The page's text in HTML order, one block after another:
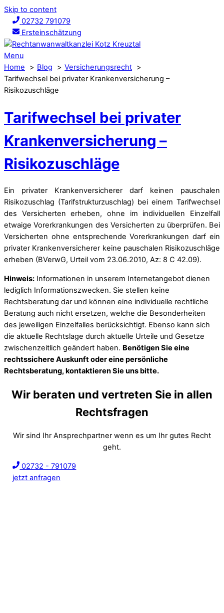
Skip to content
02732 791079
Ersteinschätzung
Menu
Home
Blog
Versicherungsrecht
Tarifwechsel bei privater Krankenversicherung –
Risikozuschläge
Tarifwechsel bei privater
Krankenversicherung –
Risikozuschläge
Ein privater Krankenversicherer darf keinen pauschalen
Risikozuschlag (Tarifstrukturzuschlag) bei einem Tarifwechsel
des Versicherten erheben, ohne im individuellen Einzelfall
etwaige Vorerkrankungen des Versicherten zu überprüfen. Bei
Versicherten ohne entsprechende Vorerkrankungen darf ein
privater Krankenversicherer keine pauschalen Risikozuschläge
erheben (BVerwG, Urteil vom 23.06.2010, Az: 8 C 42.09).
Hinweis: Informationen in unserem Internetangebot dienen
lediglich Informationszwecken. Sie stellen keine
Rechtsberatung dar und können eine individuelle rechtliche
Beratung auch nicht ersetzen, welche die Besonderheiten
des jeweiligen Einzelfalles berücksichtigt. Ebenso kann sich
die aktuelle Rechtslage durch aktuelle Urteile und Gesetze
zwischenzeitlich geändert haben. Benötigen Sie eine
rechtssichere Auskunft oder eine persönliche
Rechtsberatung, kontaktieren Sie uns bitte.
Wir beraten und vertreten Sie in allen
Rechtsfragen
Wir sind Ihr Ansprechpartner wenn es um Ihr gutes Recht
geht.
02732 - 791079
jetzt anfragen